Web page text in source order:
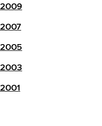
2009
2007
2005
2003
2001